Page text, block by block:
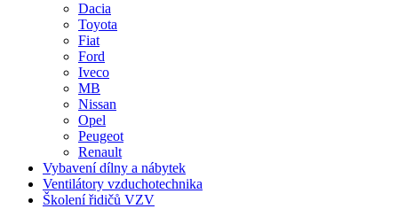
Dacia
Toyota
Fiat
Ford
Iveco
MB
Nissan
Opel
Peugeot
Renault
Vybavení dílny a nábytek
Ventilátory vzduchotechnika
Školení řidičů VZV